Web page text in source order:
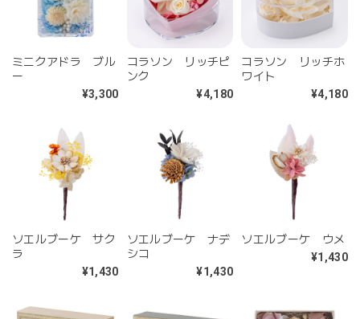
ミニクアドラ ブル
ー
¥3,300
コラソン リッチピ
ンク
¥4,180
コラソン リッチホ
ワイト
¥4,180
ソエルブーケ サク
ラ
¥1,430
ソエルブーケ ナデ
シコ
¥1,430
ソエルブーケ ウメ
¥1,430